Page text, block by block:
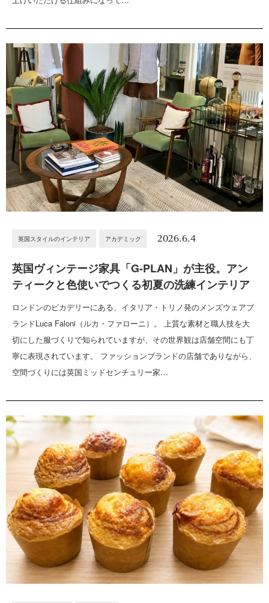
英国スタイルのインテリア アカデミック 2026.6.4
英国ヴィンテージ家具「G-PLAN」が主役。アン
ティークと色使いでつくる初夏の洗練インテリア
ロンドンのピカデリーにある、イタリア・トリノ発のメンズウェアブ
ランドLuca Faloni（ルカ・ファローニ）。 上質な素材と職人技を大
切にした服づくりで知られていますが、その世界観は店舗空間にも丁
寧に表現されています。 ファッションブランドの店舗でありながら、
空間づくりには英国ミッドセンチュリー家…